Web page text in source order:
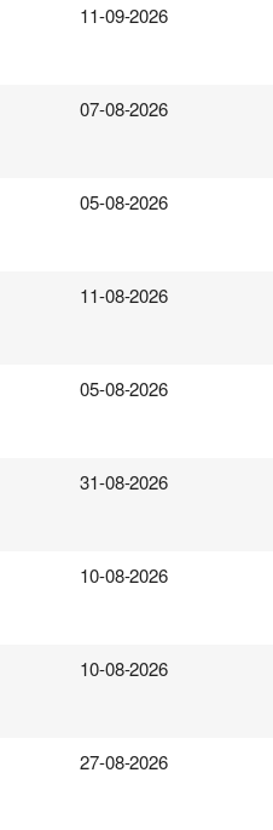
11-09-2026
07-08-2026
05-08-2026
11-08-2026
05-08-2026
31-08-2026
10-08-2026
10-08-2026
27-08-2026
груза